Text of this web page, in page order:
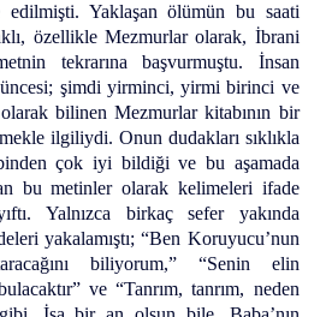
Yaklaşan ölümün bu saati
özellikle Mezmurlar olarak, İbrani
tekrarına başvurmuştu. İnsan
şimdi yirminci, yirmi birinci ve
bilinen Mezmurlar kitabının bir
ilgiliydi. Onun dudakları sıklıkla
çok iyi bildiği ve bu aşamada
bu metinler olarak kelimeleri ifade
Yalnızca birkaç sefer yakında
yakalamıştı; “Ben Koruyucu’nun
biliyorum,” “Senin elin
ve “Tanrım, tanrım, neden